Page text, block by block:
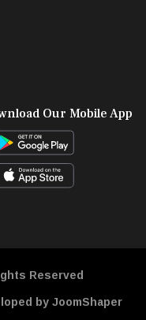
Our Mobile App
Reserved
by JoomShaper